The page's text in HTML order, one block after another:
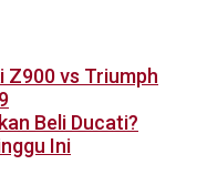
Z900 vs Triumph
Beli Ducati?
Ini